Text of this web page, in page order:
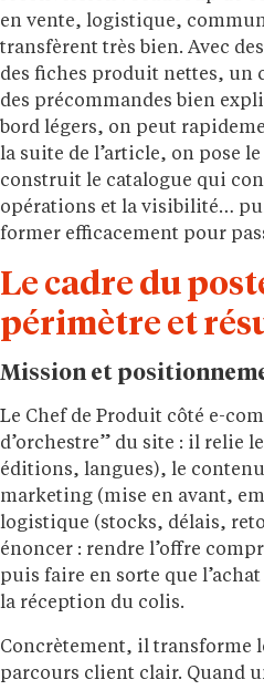
en vente, logistique,
transfèrent très bien. Avec
des fiches produit nettes, un
des précommandes bien
bord légers, on peut
la suite de l’article, on pose
construit le catalogue qui
opérations et la visibilité…
former efficacement pour
Le cadre du
périmètre et
Mission et
Le Chef de Produit côté e-
d’orchestre” du site : il relie
éditions, langues), le
marketing (mise en avant,
logistique (stocks, délais,
énoncer : rendre l’offre
puis faire en sorte que
la réception du colis.
Concrètement, il transforme
parcours client clair. Quand